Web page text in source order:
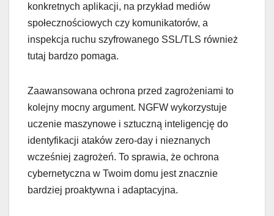
konkretnych aplikacji, na przykład mediów
społecznościowych czy komunikatorów, a
inspekcja ruchu szyfrowanego SSL/TLS również
tutaj bardzo pomaga.
Zaawansowana ochrona przed zagrożeniami to
kolejny mocny argument. NGFW wykorzystuje
uczenie maszynowe i sztuczną inteligencję do
identyfikacji ataków zero-day i nieznanych
wcześniej zagrożeń. To sprawia, że ochrona
cybernetyczna w Twoim domu jest znacznie
bardziej proaktywna i adaptacyjna.